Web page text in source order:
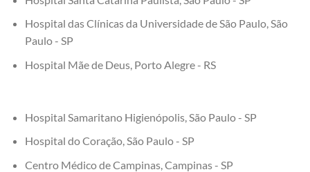
Hospital das Clínicas da Universidade de São Paulo, São
Paulo - SP
Hospital Mãe de Deus, Porto Alegre - RS
Hospital Samaritano Higienópolis, São Paulo - SP
Hospital do Coração, São Paulo - SP
Centro Médico de Campinas, Campinas - SP